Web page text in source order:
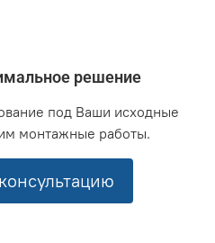
решение
под Ваши исходные
монтажные работы.